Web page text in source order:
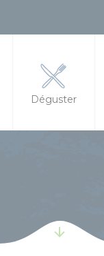
Déguster
Boire un verre